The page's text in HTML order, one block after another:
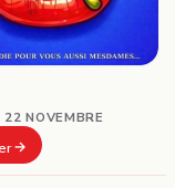
NOVEMBRE